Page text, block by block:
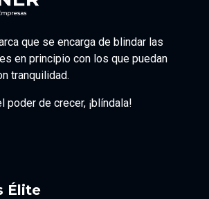
que se encarga de blindar las
en principio con los que puedan
tranquilidad.
poder de crecer, ¡blíndala!
Élite